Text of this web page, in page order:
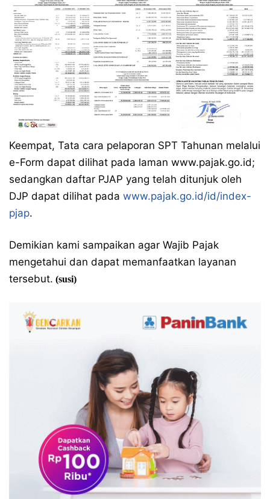
Keempat, Tata cara pelaporan SPT Tahunan melalui
e-Form dapat dilihat pada laman www.pajak.go.id;
sedangkan daftar PJAP yang telah ditunjuk oleh
DJP dapat dilihat pada www.pajak.go.id/id/index-
pjap.
Demikian kami sampaikan agar Wajib Pajak
mengetahui dan dapat memanfaatkan layanan
tersebut. (susi)